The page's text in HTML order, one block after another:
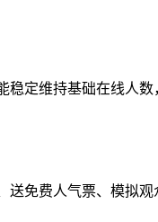
定维持基础在线人数
免费人气票、模拟